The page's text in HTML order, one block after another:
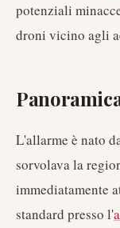
potenziali
droni vicino agli
L'allarme è nato
sorvolava la
immediatamente
standard presso l'